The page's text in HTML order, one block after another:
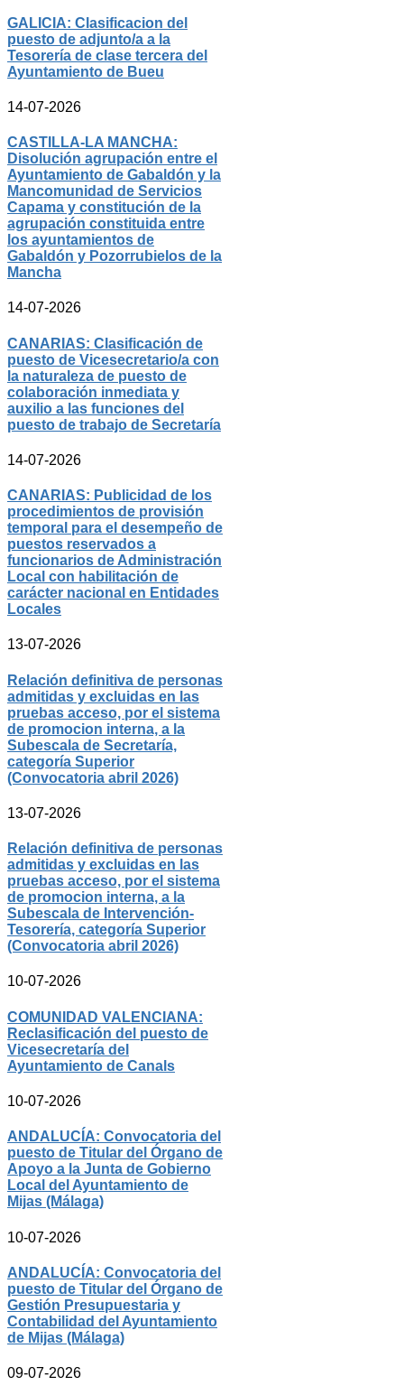
GALICIA: Clasificacion del
puesto de adjunto/a a la
Tesorería de clase tercera del
Ayuntamiento de Bueu
14-07-2026
CASTILLA-LA MANCHA:
Disolución agrupación entre el
Ayuntamiento de Gabaldón y la
Mancomunidad de Servicios
Capama y constitución de la
agrupación constituida entre
los ayuntamientos de
Gabaldón y Pozorrubielos de la
Mancha
14-07-2026
CANARIAS: Clasificación de
puesto de Vicesecretario/a con
la naturaleza de puesto de
colaboración inmediata y
auxilio a las funciones del
puesto de trabajo de Secretaría
14-07-2026
CANARIAS: Publicidad de los
procedimientos de provisión
temporal para el desempeño de
puestos reservados a
funcionarios de Administración
Local con habilitación de
carácter nacional en Entidades
Locales
13-07-2026
Relación definitiva de personas
admitidas y excluidas en las
pruebas acceso, por el sistema
de promocion interna, a la
Subescala de Secretaría,
categoría Superior
(Convocatoria abril 2026)
13-07-2026
Relación definitiva de personas
admitidas y excluidas en las
pruebas acceso, por el sistema
de promocion interna, a la
Subescala de Intervención-
Tesorería, categoría Superior
(Convocatoria abril 2026)
10-07-2026
COMUNIDAD VALENCIANA:
Reclasificación del puesto de
Vicesecretaría del
Ayuntamiento de Canals
10-07-2026
ANDALUCÍA: Convocatoria del
puesto de Titular del Órgano de
Apoyo a la Junta de Gobierno
Local del Ayuntamiento de
Mijas (Málaga)
10-07-2026
ANDALUCÍA: Convocatoria del
puesto de Titular del Órgano de
Gestión Presupuestaria y
Contabilidad del Ayuntamiento
de Mijas (Málaga)
09-07-2026